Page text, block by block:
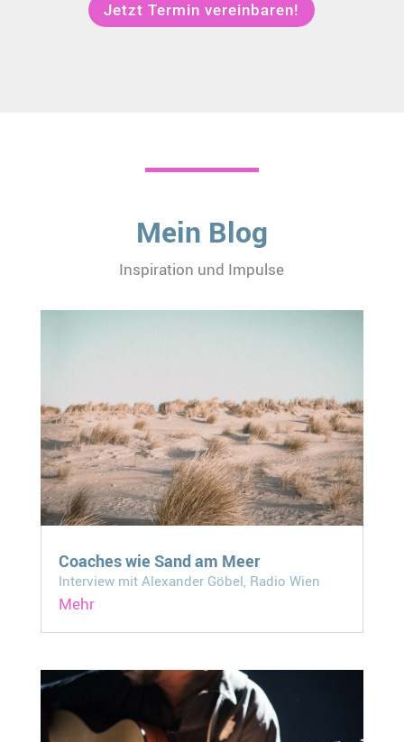
Jetzt Termin vereinbaren!
Mein Blog
Inspiration und Impulse
Coaches wie Sand am Meer
Interview mit Alexander Göbel, Radio Wien
Mehr